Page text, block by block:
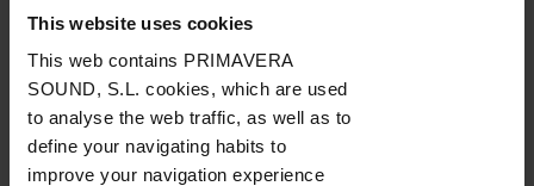
This website uses cookies
This web contains PRIMAVERA
SOUND, S.L. cookies, which are used
to analyse the web traffic, as well as to
define your navigating habits to
improve your navigation experience
vista por... José
Manuel Caturla:
miércoles, 29
de julio de 2026